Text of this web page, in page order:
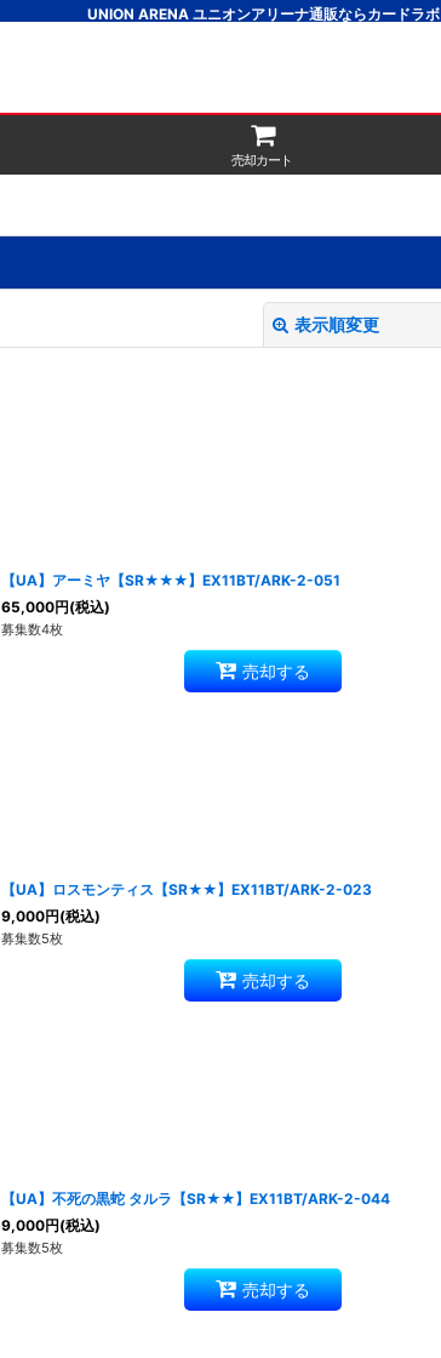
UNION ARENA ユニオンアリーナ通販ならカードラボ
売却カート
表示順変更
【UA】アーミヤ【SR★★★】EX11BT/ARK-2-051
65,000円(税込)
募集数4枚
売却する
【UA】ロスモンティス【SR★★】EX11BT/ARK-2-023
9,000円(税込)
募集数5枚
売却する
【UA】不死の黒蛇 タルラ【SR★★】EX11BT/ARK-2-044
9,000円(税込)
募集数5枚
売却する